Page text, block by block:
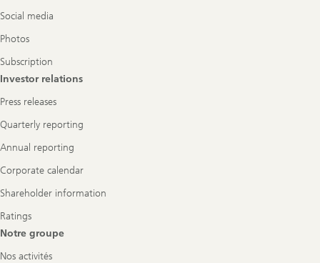
Social media
Photos
Subscription
Investor relations
Press releases
Quarterly reporting
Annual reporting
Corporate calendar
Shareholder information
Ratings
Notre groupe
Nos activités